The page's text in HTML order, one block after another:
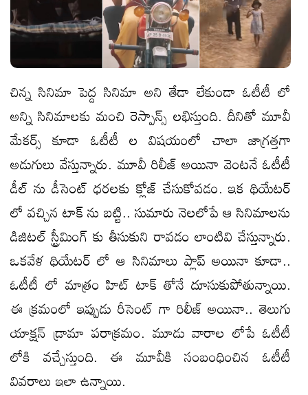
చిన్న సినిమా పెద్ద సినిమా అని తేడా లేకుండా ఓటీటీ లో
అన్ని సినిమాలకు మంచి రెస్పాన్స్ లభిస్తుంది. దీనితో మూవీ
మేకర్స్ కూడా ఓటీటీ ల విషయంలో చాలా జాగ్రత్తగా
అడుగులు వేస్తున్నారు. మూవీ రిలీజ్ అయినా వెంటనే ఓటీటీ
డీల్ ను డీసెంట్ ధరలకు క్లోజ్ చేసుకోవడం. ఇక థియేటర్
లో వచ్చిన టాక్ ను బట్టి.. సుమారు నెలలోపే ఆ సినిమాలను
డిజిటల్ స్ట్రీమింగ్ కు తీసుకుని రావడం లాంటివి చేస్తున్నారు.
ఒకవేళ థియేటర్ లో ఆ సినిమాలు ప్లాప్ అయినా కూడా..
ఓటీటీ లో మాత్రం హిట్ టాక్ తోనే దూసుకుపోతున్నాయి.
ఈ క్రమంలో ఇప్పుడు రీసెంట్ గా రిలీజ్ అయినా.. తెలుగు
యాక్షన్ డ్రామా పరాక్రమం. మూడు వారాల లోపే ఓటీటీ
లోకి వచ్చేస్తుంది. ఈ మూవీకి సంబంధించిన ఓటీటీ
వివరాలు ఇలా ఉన్నాయి.